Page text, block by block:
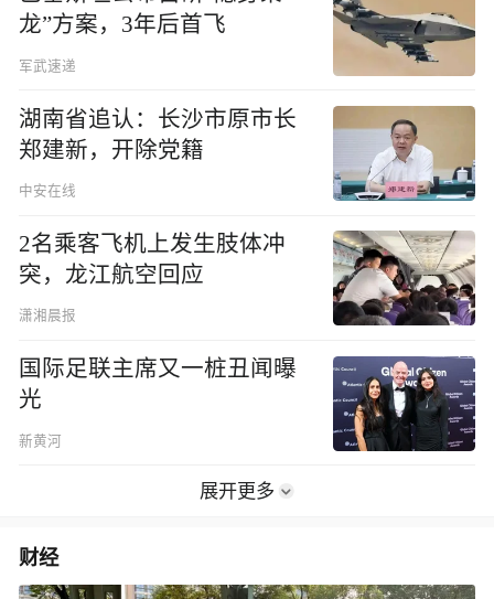
龙”方案，3年后首飞
军武速递
湖南省追认：长沙市原市长
郑建新，开除党籍
中安在线
2名乘客飞机上发生肢体冲
突，龙江航空回应
潇湘晨报
国际足联主席又一桩丑闻曝
光
新黄河
展开更多
财经